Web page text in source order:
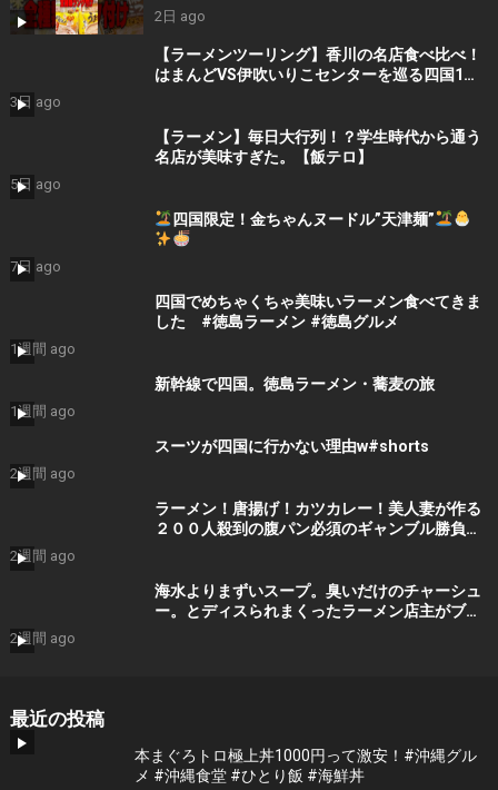
2日 ago
【ラーメンツーリング】香川の名店食べ比べ！
はまんどVS伊吹いりこセンターを巡る四国1泊2
3日 ago
【ラーメン】毎日大行列！？学生時代から通う
名店が美味すぎた。【飯テロ】
5日 ago
四国限定！金ちゃんヌードル”天津麺”
7日 ago
四国でめちゃくちゃ美味いラーメン食べてきま
した #徳島ラーメン #徳島グルメ
1週間 ago
新幹線で四国。徳島ラーメン・蕎麦の旅
1週間 ago
スーツが四国に行かない理由w#shorts
2週間 ago
ラーメン！唐揚げ！カツカレー！美人妻が作る
２００人殺到の腹パン必須のギャンブル勝負め
2週間 ago
海水よりまずいスープ。臭いだけのチャーシュ
ー。とディスられまくったラーメン店主がブチ
2週間 ago
最近の投稿
本まぐろトロ極上丼1000円って激安！#沖縄グル
メ #沖縄食堂 #ひとり飯 #海鮮丼